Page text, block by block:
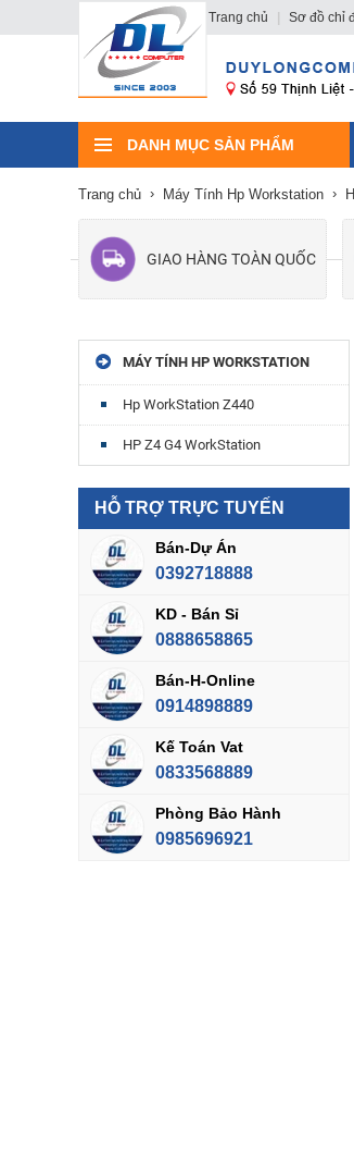
Trang chủ Sơ đồ chỉ
DANH MỤC SẢN PHẨM
Trang chủ Máy Tính Hp Workstation
GIAO HÀNG TOÀN QUỐC
MÁY TÍNH HP WORKSTATION
Hp WorkStation Z440
HP Z4 G4 WorkStation
HỖ TRỢ TRỰC TUYẾN
Bán-Dự Án
0392718888
KD - Bán Sỉ
0888658865
Bán-H-Online
0914898889
Kế Toán Vat
0833568889
Phòng Bảo Hành
0985696921